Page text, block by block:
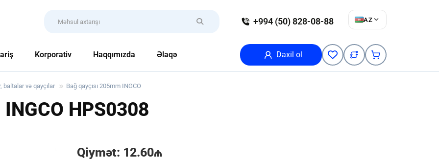
+994 (50) 828-08-88 AZ
Korporativ Haqqımızda Əlaqə Daxil ol
baltalar və qayçılar Bağ qayçısı 205mm INGCO
HPS0308
Qiymət: 12.60₼